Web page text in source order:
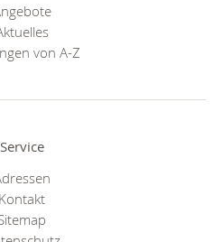
von A-Z
Service
Kontakt